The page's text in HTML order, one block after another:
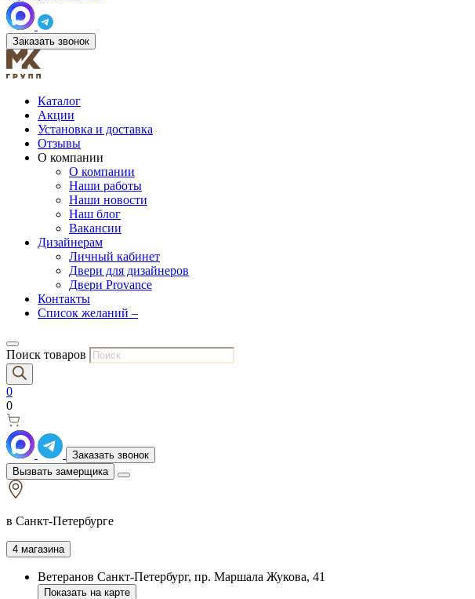
Заказать звонок
Каталог
Акции
Установка и доставка
Отзывы
О компании
О компании
Наши работы
Наши новости
Наш блог
Вакансии
Дизайнерам
Личный кабинет
Двери для дизайнеров
Двери Provance
Контакты
Список желаний –
Поиск товаров
0
0
Заказать звонок
Вызвать замерщика
в Санкт-Петербурге
4 магазина
Ветеранов Санкт-Петербург, пр. Маршала Жукова, 41
Показать на карте